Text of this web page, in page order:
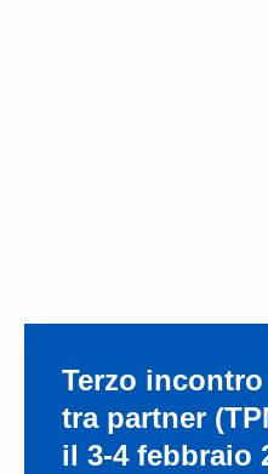
Terzo
tra partner
il 3-4 febbraio